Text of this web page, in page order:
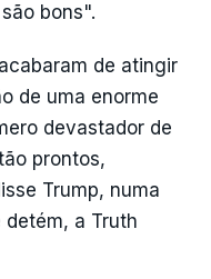
bons".
de atingir
de uma enorme
devastador de
prontos,
Trump, numa
a Truth